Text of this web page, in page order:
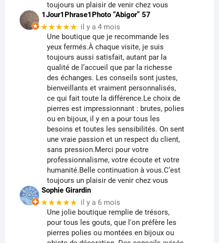
toujours un plaisir de venir chez vous
1Jour1Phrase1Photo “Abigor” 57
★★★★★ il y a 4 mois
Une boutique que je recommande les
yeux fermés.À chaque visite, je suis
toujours aussi satisfait, autant par la
qualité de l’accueil que par la richesse
des échanges. Les conseils sont justes,
bienveillants et vraiment personnalisés,
ce qui fait toute la différence.Le choix de
pierres est impressionnant : brutes, polies
ou en bijoux, il y en a pour tous les
besoins et toutes les sensibilités. On sent
une vraie passion et un respect du client,
sans pression.Merci pour votre
professionnalisme, votre écoute et votre
humanité.Belle continuation à vous.C’est
toujours un plaisir de venir chez vous
Sophie Girardin
★★★★★ il y a 6 mois
Une jolie boutique remplie de trésors,
pour tous les gouts, que l'on préfère les
pierres polies ou montées en bijoux ou